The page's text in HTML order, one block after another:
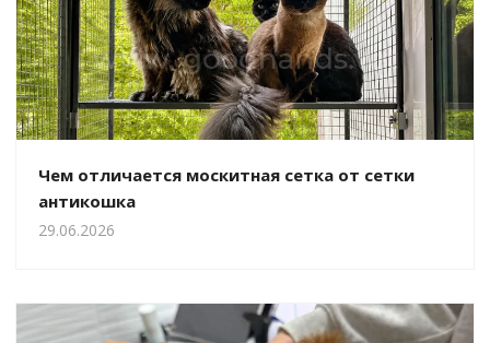
Чем отличается москитная сетка от сетки
антикошка
29.06.2026